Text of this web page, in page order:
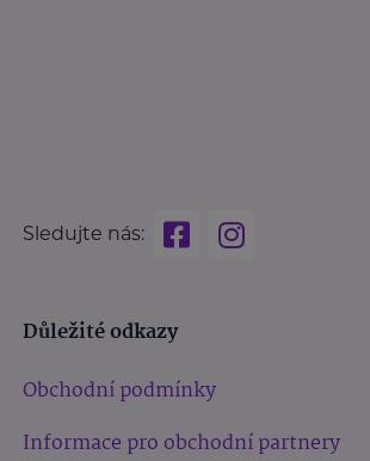
Sledujte nás:
Důležité odkazy
Obchodní podmínky
Informace pro obchodní partnery